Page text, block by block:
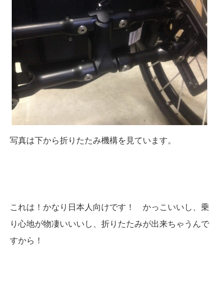
写真は下から折りたたみ機構を見ています。
これは！かなり日本人向けです！ かっこいいし、乗
り心地が物凄いいいし、折りたたみが出来ちゃうんで
すから！